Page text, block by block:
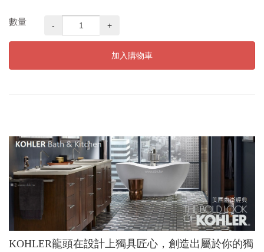
數量 - +
加入購物車
KOHLER龍頭在設計上獨具匠心，創造出屬於你的獨